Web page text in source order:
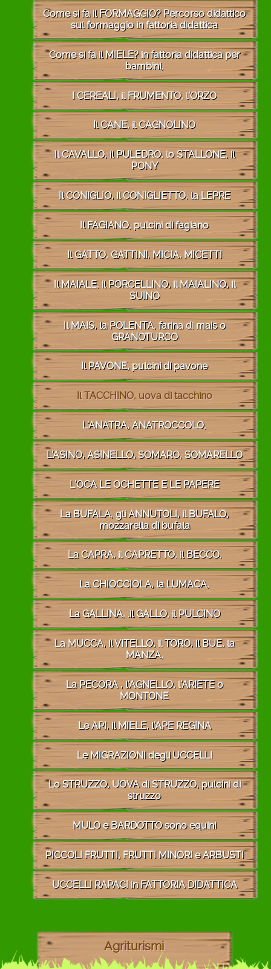
Come si fa il FORMAGGIO? Percorso didattico
sul formaggio in fattoria didattica
Come si fa il MIELE? in fattoria didattica per
bambini,
I CEREALI, il FRUMENTO, l'ORZO
Il CANE, il CAGNOLINO
Il CAVALLO, il PULEDRO, lo STALLONE, il
PONY
Il CONIGLIO, il CONIGLIETTO, la LEPRE
Il FAGIANO, pulcini di fagiano
Il GATTO, GATTINI, MICIA, MICETTI
Il MAIALE, il PORCELLINO, il MAIALINO, il
SUINO
Il MAIS, la POLENTA, farina di mais o
GRANOTURCO
Il PAVONE, pulcini di pavone
Il TACCHINO, uova di tacchino
L'ANATRA, ANATROCCOLO,
L'ASINO, ASINELLO, SOMARO, SOMARELLO
L'OCA LE OCHETTE E LE PAPERE
La BUFALA, gli ANNUTOLI, il BUFALO,
mozzarella di bufala
La CAPRA, il CAPRETTO, il BECCO.
La CHIOCCIOLA, la LUMACA,
La GALLINA, .il GALLO, il PULCINO
La MUCCA, il VITELLO, il TORO, il BUE, la
MANZA,
La PECORA , l'AGNELLO, l'ARIETE o
MONTONE
Le API, il MIELE, l'APE REGINA
Le MIGRAZIONI degli UCCELLI
Lo STRUZZO, UOVA di STRUZZO, pulcini di
struzzo
MULO e BARDOTTO sono equini
PICCOLI FRUTTI, FRUTTI MINORI e ARBUSTI
UCCELLI RAPACI in FATTORIA DIDATTICA
Agriturismi